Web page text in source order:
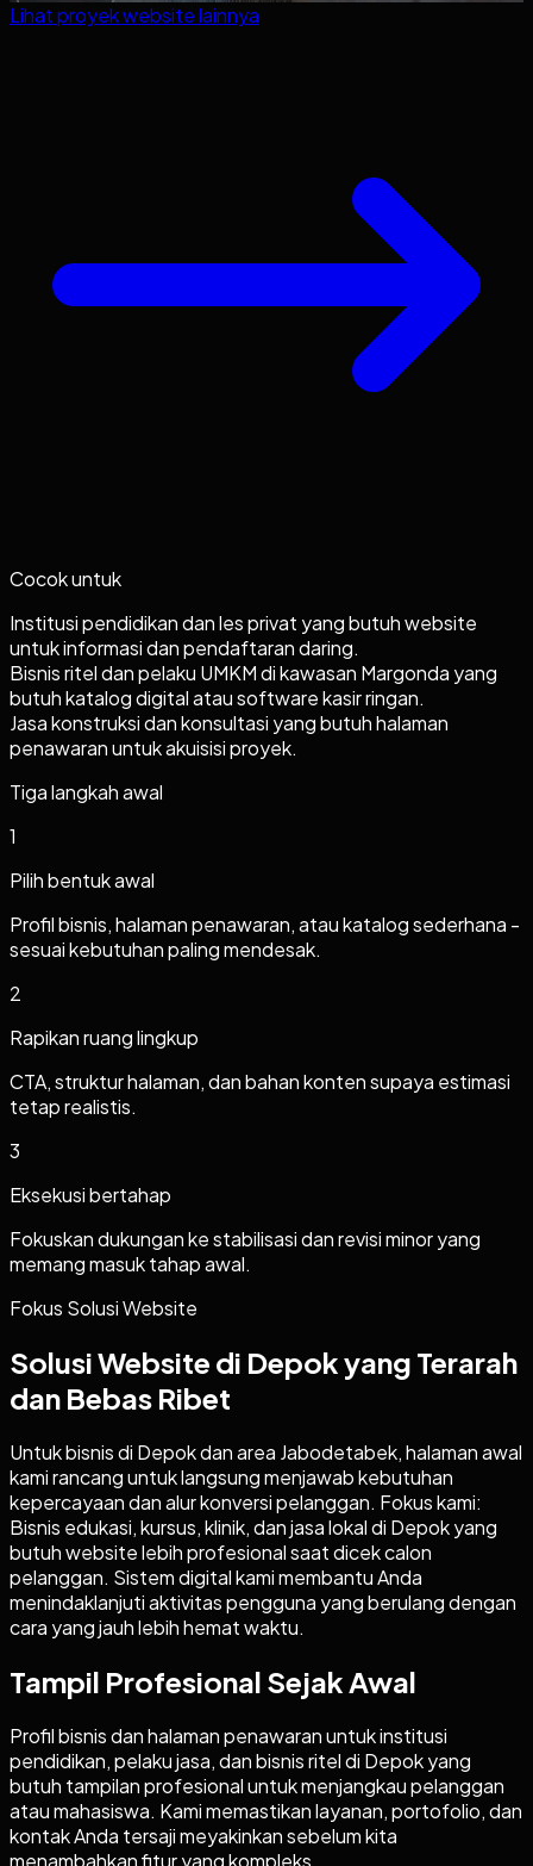
Lihat proyekwebsitelainnya
Cocok untuk
Institusi pendidikan dan les privat yang butuh website
untuk informasi dan pendaftaran daring.
Bisnis ritel dan pelaku UMKM di kawasan Margonda yang
butuh katalog digital atau software kasir ringan.
Jasa konstruksi dan konsultasi yang butuh halaman
penawaran untuk akuisisi proyek.
Tiga langkah awal
1
Pilih bentuk awal
Profil bisnis, halaman penawaran, atau katalog sederhana -
sesuai kebutuhan paling mendesak.
2
Rapikan ruang lingkup
CTA, struktur halaman, dan bahan konten supaya estimasi
tetap realistis.
3
Eksekusi bertahap
Fokuskan dukungan ke stabilisasi dan revisi minor yang
memang masuk tahap awal.
Fokus Solusi Website
Solusi Website di Depok yang Terarah
dan Bebas Ribet
Untuk bisnis di Depok dan area Jabodetabek, halaman awal
kami rancang untuk langsung menjawab kebutuhan
kepercayaan dan alur konversi pelanggan. Fokus kami:
Bisnis edukasi, kursus, klinik, dan jasa lokal di Depok yang
butuh website lebih profesional saat dicek calon
pelanggan. Sistem digital kami membantu Anda
menindaklanjuti aktivitas pengguna yang berulang dengan
cara yang jauh lebih hemat waktu.
Tampil Profesional Sejak Awal
Profil bisnis dan halaman penawaran untuk institusi
pendidikan, pelaku jasa, dan bisnis ritel di Depok yang
butuh tampilan profesional untuk menjangkau pelanggan
atau mahasiswa. Kami memastikan layanan, portofolio, dan
kontak Anda tersaji meyakinkan sebelum kita
menambahkan fitur yang kompleks.